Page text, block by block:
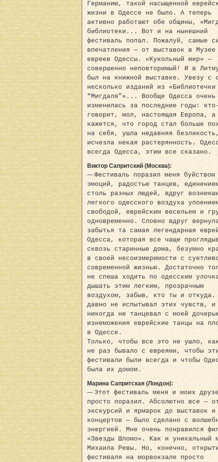
Германию, такой насыщенной
жизни в Одессе не было. А теперь
активно работают обе общины,
библиотеки... Вот и на нынешний
фестиваль попал. Пожалуй, самые
впечатления — от выставок в Музее
евреев Одессы. «Кукольный мир» —
совершенно неповторимый! И в
был на книжной выставке. Увезу с
несколько изданий из «Библиотечки
“Мигдаля”»... Вообще Одесса очень
изменилась за последние годы:
говорит, мол, настоящая Европа, а
кажется, что город стал больше
на себя, ушла недавняя
исчезла некая растерянность.
всегда Одесса, этим все сказано.
Виктор Сапритский (Москва):
— Фестиваль поразил меня буйством
эмоций, радостью танцев,
столь разных людей, вдруг
легкого одесского воздуха
свободой, еврейским весельем и
одновременно. Словно вдруг
забытья та самая легендарная
Одесса, которая все чаще
сквозь старинные дома, безумно
в своей несоизмеримости с
современной жизнью. Достаточно
не спеша ходить по одесским
дышать этим легким, прозрачным
воздухом, забыв, кто ты и откуда.
давно не испытывал этих чувств, и
никогда не танцевал с моей
изнеможения еврейские танцы на
в Одессе.
Только, чтобы все это не ушло,
не раз бывало с евреями, чтобы
фестивали были всегда и чтобы
была их домом.
Марина Сапритская (Лондон):
— Этот фестиваль меня и моих
просто поразил. Абсолютно все —
экскурсий и ярмарок до выставок и
концертов — было сделано с
энергией. Мне очень понравился
«Звезды Шломо». Как и уникальный
Михаила Ревы. Но, конечно,
фестиваля на морвокзале просто